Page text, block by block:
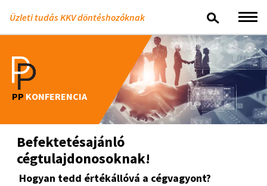
Üzleti tudás KKV döntéshozóknak
PP KONFERENCIA
Befektetésajánló
cégtulajdonosoknak!
Hogyan tedd értékállóvá a cégvagyont?